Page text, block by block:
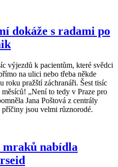
dokáže s radami po
výjezdů k pacientům, které svědci
na ulici nebo třeba někde
roku pražští záchranáři. Šest tisíc
„Není to tedy v Praze pro
Jana Poštová z centrály
příčiny jsou velmi různorodé.
nabídla